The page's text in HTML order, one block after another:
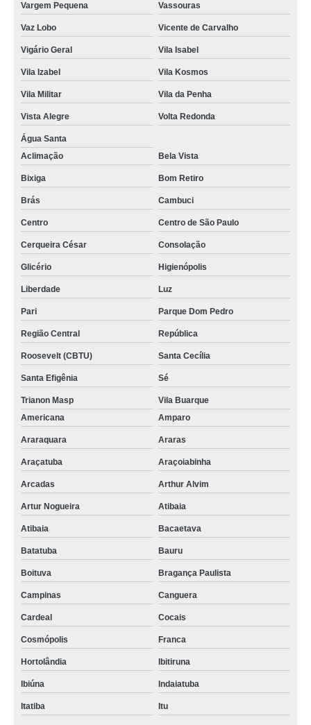
Vargem Pequena Vassouras
Vaz Lobo Vicente de Carvalho
Vigário Geral Vila Isabel
Vila Izabel Vila Kosmos
Vila Militar Vila da Penha
Vista Alegre Volta Redonda
Água Santa
Aclimação
Bela Vista
Bixiga Bom Retiro
Brás Cambuci
Centro Centro de São Paulo
Cerqueira César Consolação
Glicério Higienópolis
Liberdade Luz
Pari Parque Dom Pedro
Região Central República
Roosevelt (CBTU) Santa Cecília
Santa Efigênia Sé
Trianon Masp
Vila Buarque
Americana
Amparo
Araraquara Araras
Araçatuba Araçoiabinha
Arcadas Arthur Alvim
Artur Nogueira Atibaia
Atibaia Bacaetava
Batatuba Bauru
Boituva Bragança Paulista
Campinas Canguera
Cardeal Cocais
Cosmópolis Franca
Hortolândia Ibitiruna
Ibiúna Indaiatuba
Itatiba Itu